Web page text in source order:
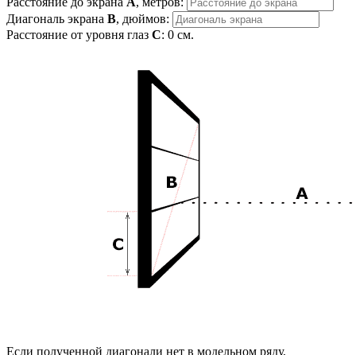
Диагональ экрана B, дюймов:
Расстояние от уровня глаз C: 0 см.
Если полученной диагонали нет в модельном ряду,